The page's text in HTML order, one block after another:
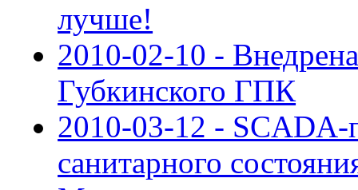
лучше!
2010-02-10 -
Губкинского ГПК
2010-03-12 - SCADA-
санитарного